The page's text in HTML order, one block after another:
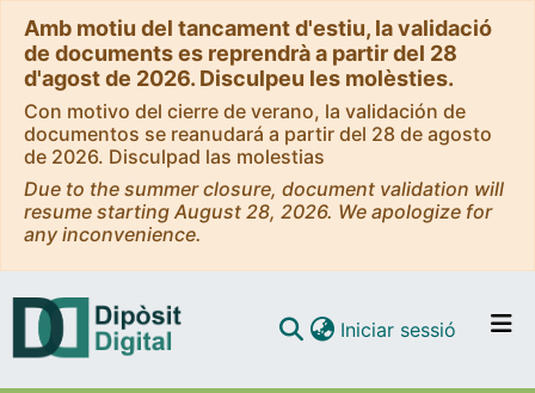
Amb motiu del tancament d'estiu, la validació
de documents es reprendrà a partir del 28
d'agost de 2026. Disculpeu les molèsties.
Con motivo del cierre de verano, la validación de
documentos se reanudará a partir del 28 de agosto
de 2026. Disculpad las molestias
Due to the summer closure, document validation will
resume starting August 28, 2026. We apologize for
any inconvenience.
Iniciar sessió (current)